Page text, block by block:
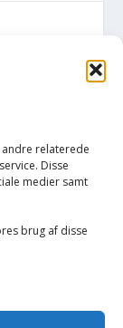
relaterede
Disse
medier samt
brug af disse